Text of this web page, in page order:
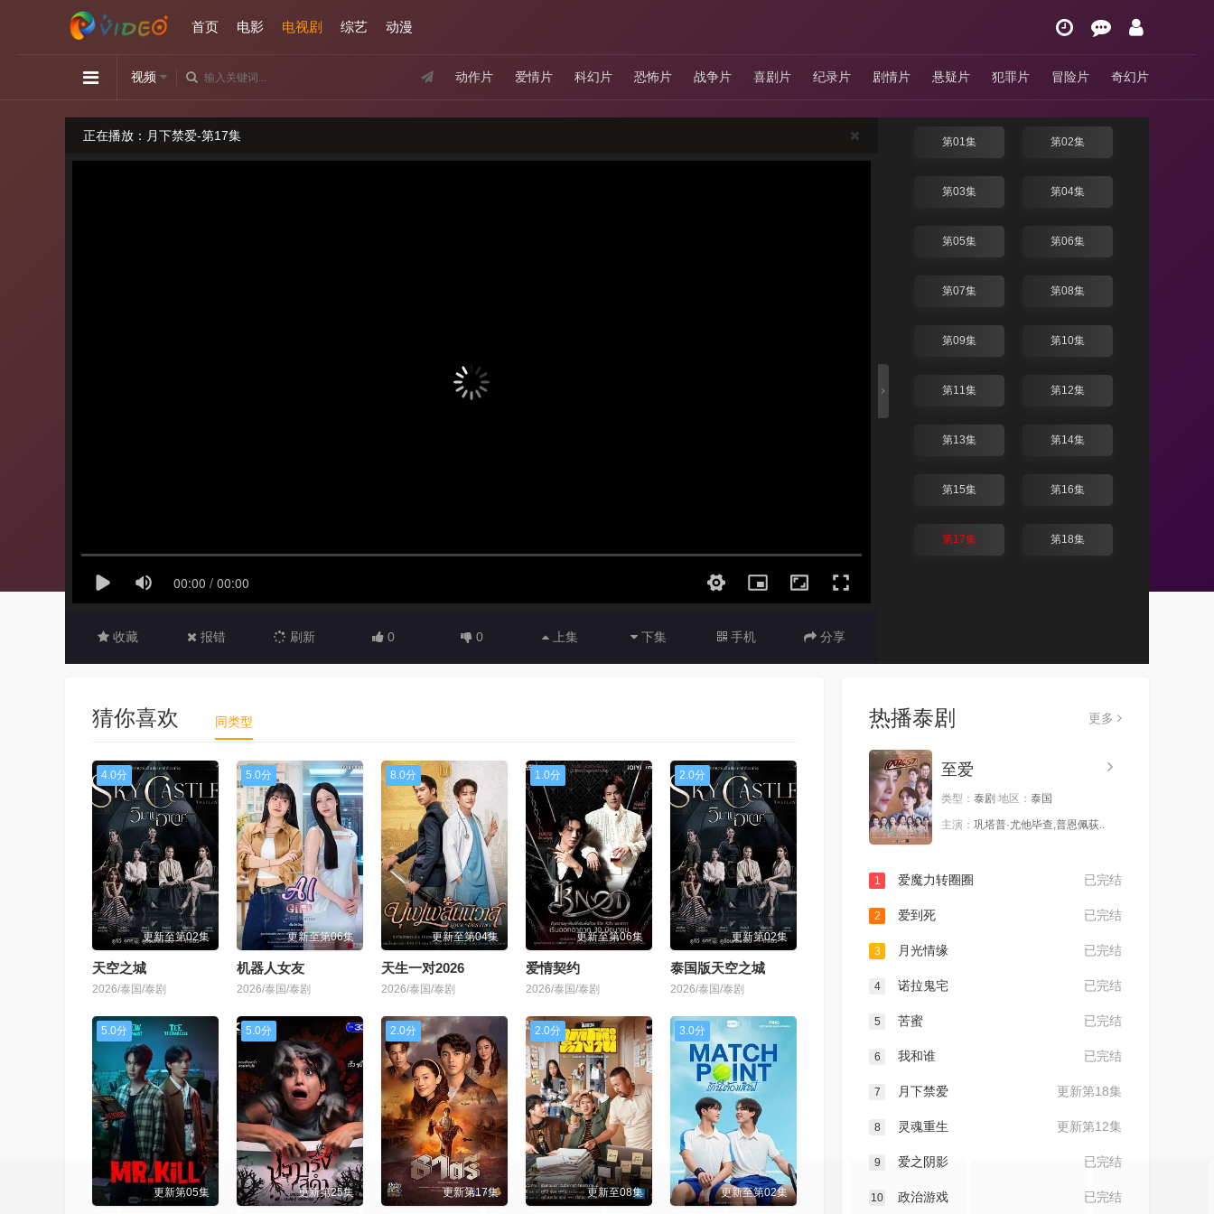
首页 电影 电视剧 综艺 动漫
动作片 爱情片 科幻片 恐怖片 战争片 喜剧片 纪录片 剧情片 悬疑片 犯罪片 冒险片 奇幻片
视频
正在播放：月下禁爱-第17集
收藏 报错 刷新 0 0 上集 下集 手机 分享
月下禁爱
换线路
4.0分/ 泰剧 / 泰国 / 2024
第01集 第02集
第03集 第04集
第05集 第06集
第07集 第08集
第09集 第10集
第11集 第12集
第13集 第14集
第15集 第16集
第17集 第18集
猜你喜欢 同类型
4.0分
更新至第02集
天空之城
2026/泰国/泰剧
5.0分
更新至第06集
机器人女友
2026/泰国/泰剧
8.0分
更新至第04集
天生一对2026
2026/泰国/泰剧
1.0分
更新至第06集
爱情契约
2026/泰国/泰剧
2.0分
更新第02集
泰国版天空之城
2026/泰国/泰剧
5.0分
更新第05集
5.0分
更新第25集
2.0分
更新第17集
2.0分
更新至08集
3.0分
更新至第02集
热播泰剧 更多
至爱
类型： 泰剧 地区： 泰国
主演： 巩塔普·尤他毕查,普恩佩荻..
已完结
1 爱魔力转圈圈
已完结
2 爱到死
已完结
3 月光情缘
已完结
4 诺拉鬼宅
已完结
5 苦蜜
已完结
6 我和谁
更新第18集
7 月下禁爱
更新第12集
8 灵魂重生
已完结
9 爱之阴影
已完结
10 政治游戏